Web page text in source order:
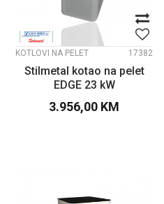
KOTLOVI NA PELET 17382
Stilmetal kotao na pelet
EDGE 23 kW
3.956,00 KM